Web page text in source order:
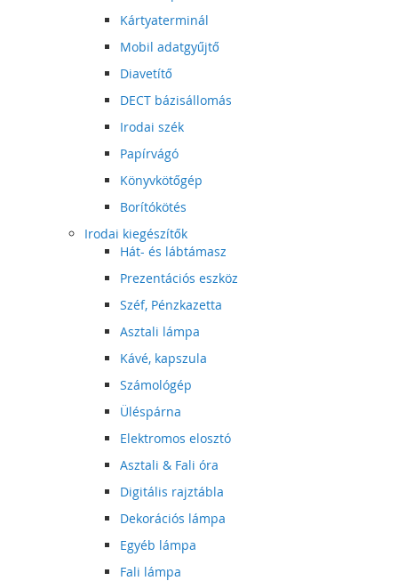
Kártyaterminál
Mobil adatgyűjtő
Diavetítő
DECT bázisállomás
Irodai szék
Papírvágó
Könyvkötőgép
Borítókötés
Irodai kiegészítők
Hát- és lábtámasz
Prezentációs eszköz
Széf, Pénzkazetta
Asztali lámpa
Kávé, kapszula
Számológép
Üléspárna
Elektromos elosztó
Asztali & Fali óra
Digitális rajztábla
Dekorációs lámpa
Egyéb lámpa
Fali lámpa